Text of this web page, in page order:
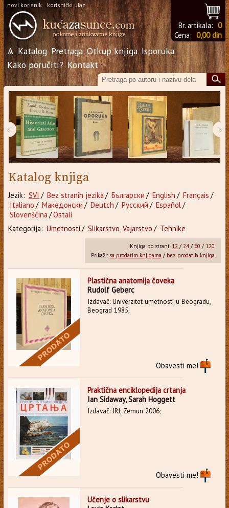
novi korisnik korisnički ulaz
Br. artikala: 0
Cena: 0,00 din
Ѧ Katalog Pretraga Otkup knjiga Isporuka
Kako poručiti? Kontakt
‹ ›
Katalog knjiga
Jezik: SVI / Bez stranih jezika / Български / English / Français /
Italiano / Македонски / Deutch / Русский / Español/
Slovenščina /Ostali
Kategorija: Umetnosti / Slikarstvo, Vajarstvo / Tehnike
Knjiga po strani: 12 /24/ 60 / 120
Prikaži: sa prodatim knjigama / bez prodatih knjiga
Plastična anatomija čoveka
Rudolf Geberc
Izdavač: Univerzitet umetnosti u Beogradu,
Beograd 1985;
Obavesti me!
Praktična enciklopedija crtanja
Ian Sidaway, Sarah Hoggett
Izdavač: JRJ, Zemun 2006;
Obavesti me!
Učenje o slikarstvu